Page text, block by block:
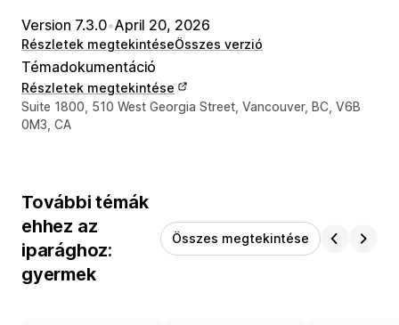
Version 7.3.0•April 20, 2026
Részletek megtekintéseÖsszes verzió
Témadokumentáció
Részletek megtekintése
Dizájner kapcsolattartási adatai
Suite 1800, 510 West Georgia Street, Vancouver, BC, V6B
0M3, CA
További témák
ehhez az
iparághoz:
gyermek
Összes megtekintése